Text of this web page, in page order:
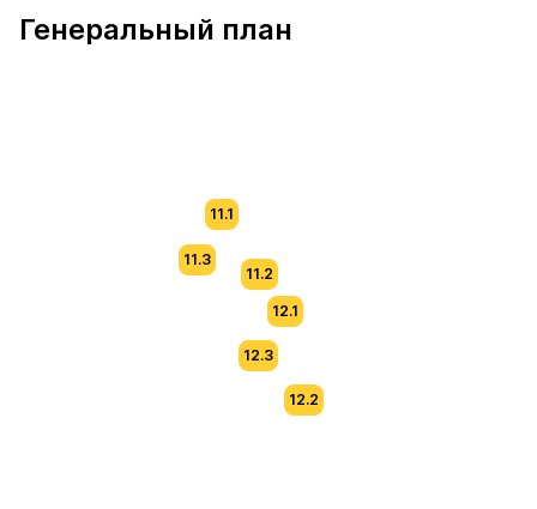
Генеральный план
11.3
11.1
11.2
12.1
12.2
12.3